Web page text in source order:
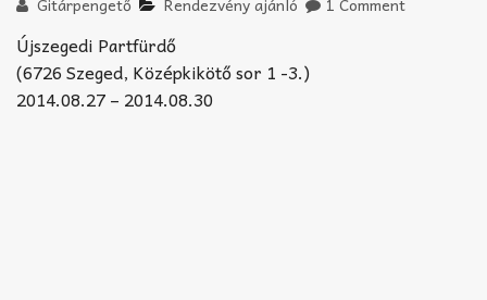
TABok
Improvizáció
Újszegedi Partfürdő
(6726 Szeged, Középkikötő sor 1 -3.)
2014.08.27 – 2014.08.30